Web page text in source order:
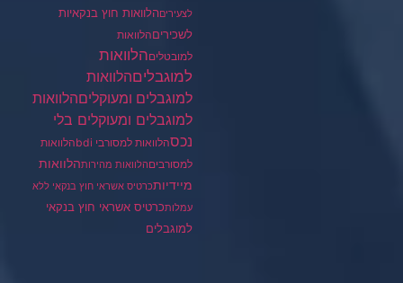
לצעיריםהלוואות חוץ בנקאיות
לשכיריםהלוואות
למובטליםהלוואות
למוגבליםהלוואות
למוגבלים ומעוקליםהלוואות
למוגבלים ומעוקלים בלי
נכסהלוואות למסורבי bdi
הלוואות
למסורביםהלוואות מהירותהלוואות
מיידיותכרטיס אשראי חוץ בנקאי ללא
עמלותכרטיס אשראי חוץ בנקאי
למוגבלים